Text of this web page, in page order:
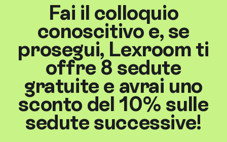
Fai il colloquio
conoscitivo e, se
prosegui, Lexroom ti
offre 8 sedute
gratuite e avrai uno
sconto del 10% sulle
sedute successive!